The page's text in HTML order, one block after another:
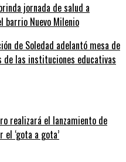
jornada de salud a
barrio Nuevo Milenio
de Soledad adelantó mesa de
las instituciones educativas
realizará el lanzamiento de
‘gota a gota’